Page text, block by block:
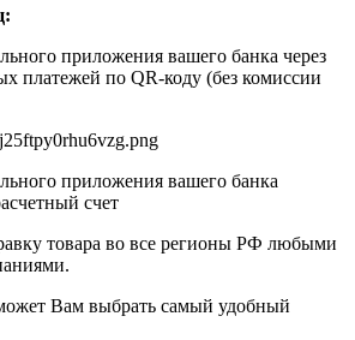
приложения вашего банка через
платежей по QR-коду (без комиссии
приложения вашего банка
счет
товара во все регионы РФ любыми
Вам выбрать самый удобный